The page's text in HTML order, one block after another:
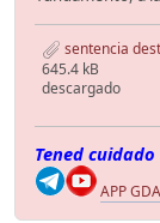
sentencia
645.4 kB
descargado
Tened
APP GDA